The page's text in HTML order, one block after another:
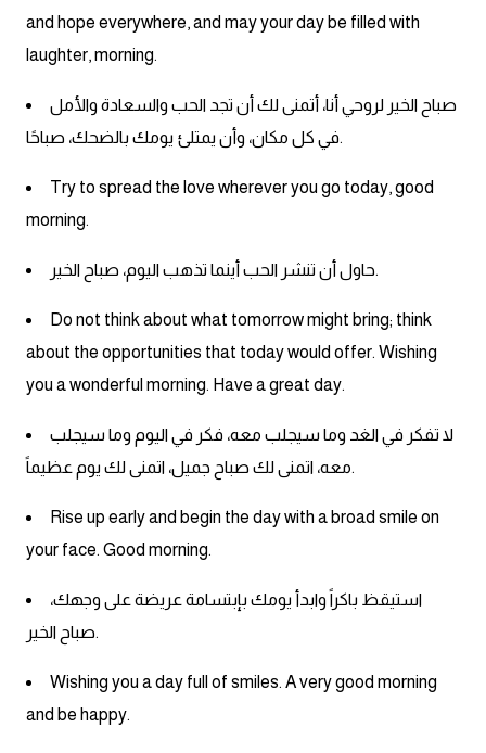
كلمات بحرف o
كلمات بحرف r
كلمات بحرف u
كلمات بحرف y
and hope everywhere, and may your day be filled with
laughter, morning.
صباح الخير لروحي أنا، أتمنى لك أن تجد الحب والسعادة والأمل
في كل مكان، وأن يمتلئ يومك بالضحك، صباحًا.
Try to spread the love wherever you go today, good
morning.
حاول أن تنشر الحب أينما تذهب اليوم، صباح الخير.
Do not think about what tomorrow might bring; think
about the opportunities that today would offer. Wishing
you a wonderful morning. Have a great day.
لا تفكر في الغد وما سيجلب معه، فكر في اليوم وما سيجلب
معه، اتمنى لك صباح جميل، اتمنى لك يوم عظيماً.
Rise up early and begin the day with a broad smile on
your face. Good morning.
استيقظ باكراً وابدأ يومك بإبتسامة عريضة على وجهك،
صباح الخير.
Wishing you a day full of smiles. A very good morning
and be happy.